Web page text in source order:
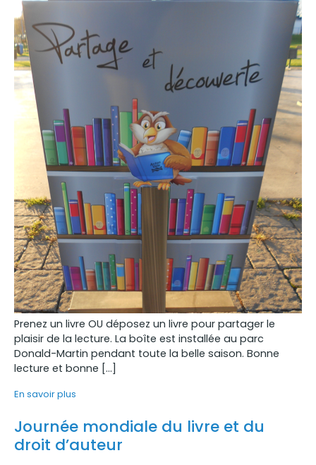
Prenez un livre OU déposez un livre pour partager le
plaisir de la lecture. La boîte est installée au parc
Donald-Martin pendant toute la belle saison. Bonne
lecture et bonne […]
En savoir plus
Journée mondiale du livre et du
droit d’auteur